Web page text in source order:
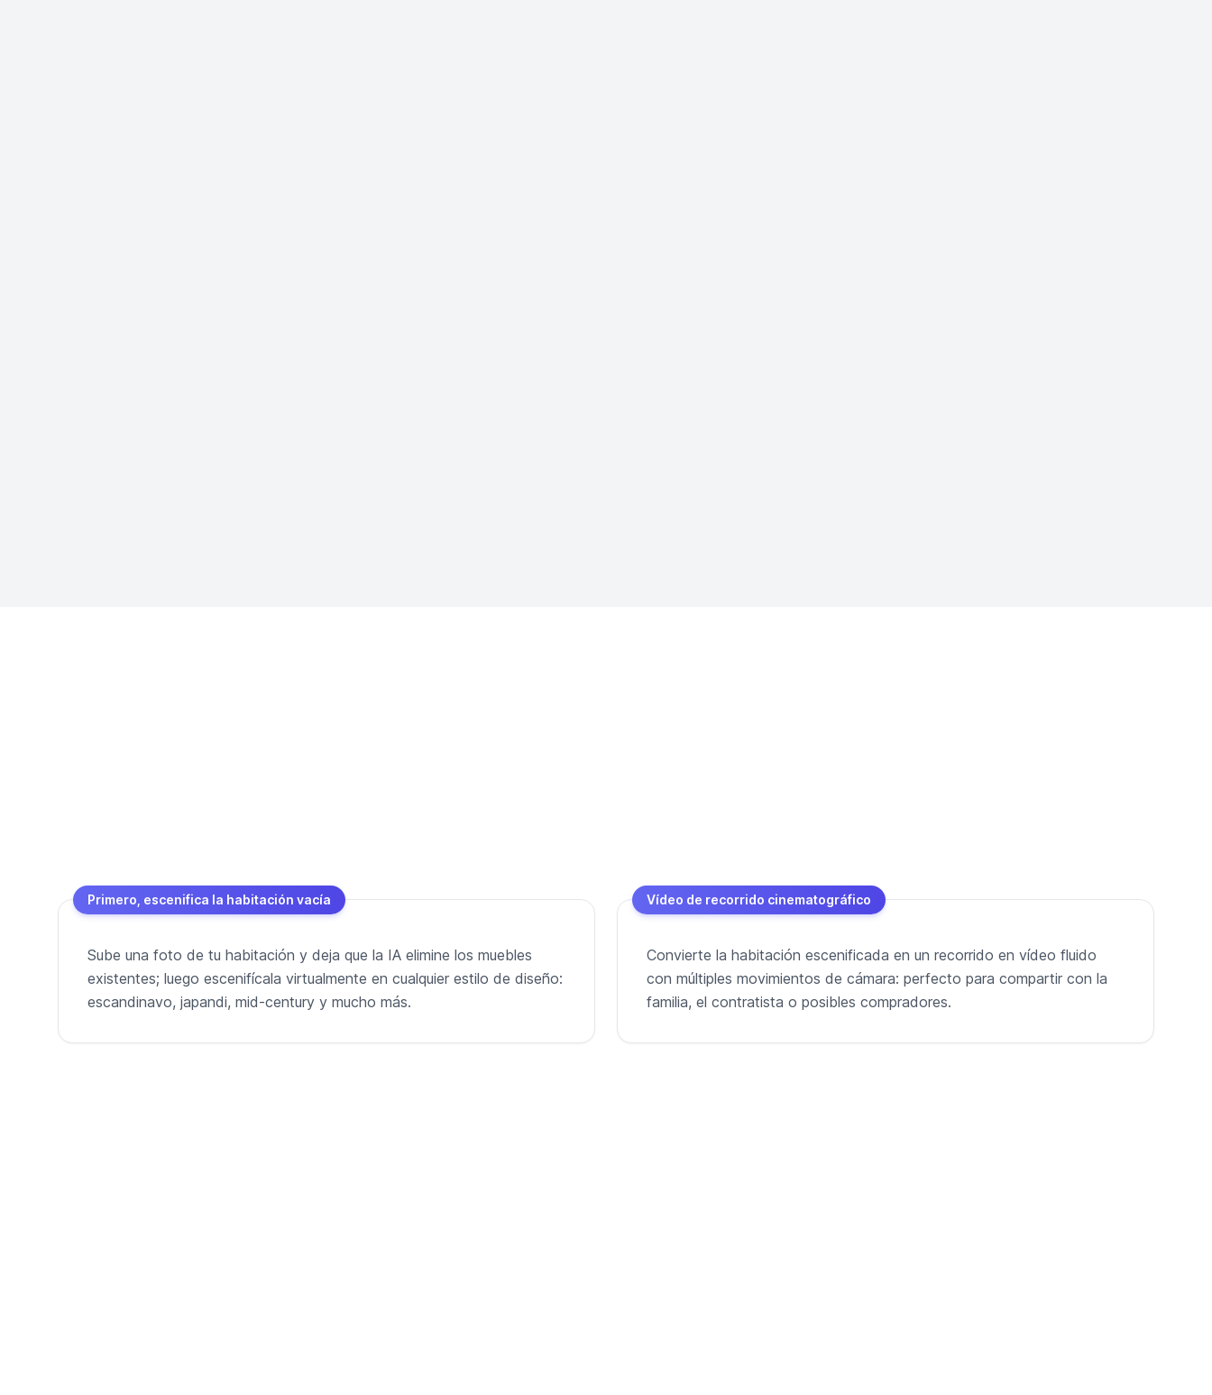
Primero, escenifica la habitación vacía
Sube una foto de tu habitación y deja que la IA elimine los muebles
existentes; luego escenifícala virtualmente en cualquier estilo de diseño:
escandinavo, japandi, mid-century y mucho más.
Vídeo de recorrido cinematográfico
Convierte la habitación escenificada en un recorrido en vídeo fluido
con múltiples movimientos de cámara: perfecto para compartir con la
familia, el contratista o posibles compradores.